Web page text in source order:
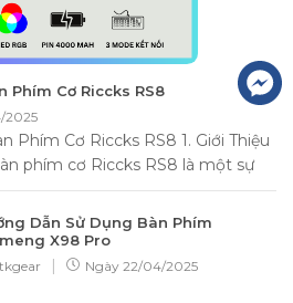
Phím Cơ Riccks RS8
2025
Phím Cơ Riccks RS8 1. Giới Thiệu
phím cơ Riccks RS8 là một sự
Dẫn Sử Dụng Bàn Phím
X98 Pro
| Ngày 22/04/2025